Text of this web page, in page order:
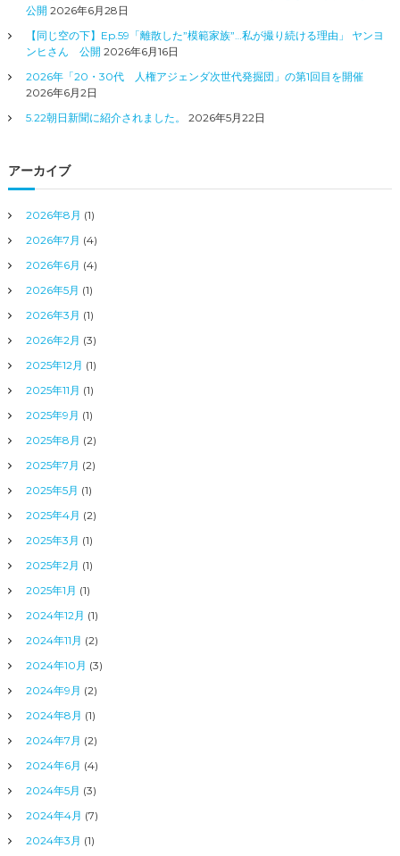
公開 2026年6月28日
【同じ空の下】Ep.59「離散した”模範家族”…私が撮り続ける理由」 ヤンヨ
ンヒさん 公開 2026年6月16日
2026年「20・30代 人権アジェンダ次世代発掘団」の第1回目を開催
2026年6月2日
5.22朝日新聞に紹介されました。
2026年5月22日
アーカイブ
2026年8月 (1)
2026年7月 (4)
2026年6月 (4)
2026年5月 (1)
2026年3月 (1)
2026年2月 (3)
2025年12月 (1)
2025年11月 (1)
2025年9月 (1)
2025年8月 (2)
2025年7月 (2)
2025年5月 (1)
2025年4月 (2)
2025年3月 (1)
2025年2月 (1)
2025年1月 (1)
2024年12月 (1)
2024年11月 (2)
2024年10月 (3)
2024年9月 (2)
2024年8月 (1)
2024年7月 (2)
2024年6月 (4)
2024年5月 (3)
2024年4月 (7)
2024年3月 (1)